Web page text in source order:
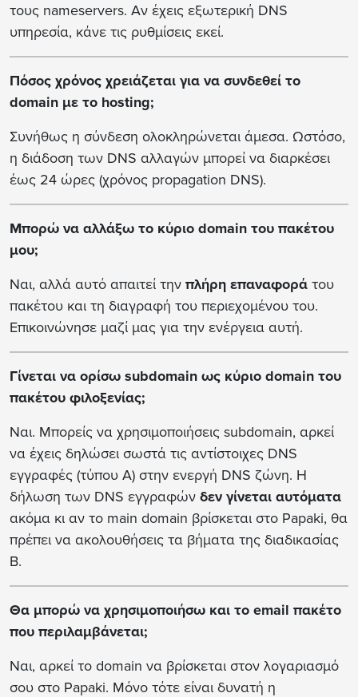
τους nameservers. Αν έχεις εξωτερική DNS
υπηρεσία, κάνε τις ρυθμίσεις εκεί.
Πόσος χρόνος χρειάζεται για να συνδεθεί το
domain με το hosting;
Συνήθως η σύνδεση ολοκληρώνεται άμεσα. Ωστόσο,
η διάδοση των DNS αλλαγών μπορεί να διαρκέσει
έως 24 ώρες (χρόνος propagation DNS).
Μπορώ να αλλάξω το κύριο domain του πακέτου
μου;
Ναι, αλλά αυτό απαιτεί την πλήρη επαναφορά του
πακέτου και τη διαγραφή του περιεχομένου του.
Επικοινώνησε μαζί μας για την ενέργεια αυτή.
Γίνεται να ορίσω subdomain ως κύριο domain του
πακέτου φιλοξενίας;
Ναι. Μπορείς να χρησιμοποιήσεις subdomain, αρκεί
να έχεις δηλώσει σωστά τις αντίστοιχες DNS
εγγραφές (τύπου A) στην ενεργή DNS ζώνη. Η
δήλωση των DNS εγγραφών δεν γίνεται αυτόματα
ακόμα κι αν το main domain βρίσκεται στο Papaki, θα
πρέπει να ακολουθήσεις τα βήματα της διαδικασίας
Β.
Θα μπορώ να χρησιμοποιήσω και το email πακέτο
που περιλαμβάνεται;
Ναι, αρκεί το domain να βρίσκεται στον λογαριασμό
σου στο Papaki. Μόνο τότε είναι δυνατή η